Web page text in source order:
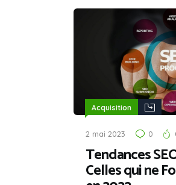
Acquisition
2 mai 2023 0
Tendances
Celles qui ne